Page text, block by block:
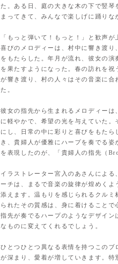
た。ある日、庭の大きな木の下で竪
まってきて、みんなで楽しげに踊りな
「もっと弾いて！もっと！」と歓声
喜びのメロディーは、村中に響き渡り
をもたらした。年月が流れ、彼女の演
を果たすようになった。春の訪れを
が響き渡り、村の人々はその音楽に合
た。
彼女の指先から生まれるメロディーは
に軽やかで、希望の光を与えていた
にし、日常の中に彩りと喜びをもたら
き、貴婦人が優雅にハープを奏でる
を表現したのが、「貴婦人の指先（
イラストレーター宮入のあさんによる
ーチは、まるで音楽の旋律が煌めく
添えます。温もりを感じられるクル
られたその質感は、身に着けること
指先が奏でるハープのようなデザイン
なものに変えてくれるでしょう。
ひとつひとつ異なる表情を持つこの
が深まり、愛着が増していきます。特